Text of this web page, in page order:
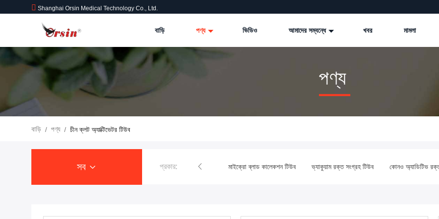
Shanghai Orsin Medical Technology Co., Ltd.
বাড়ি পণ্য ভিডিও আমাদের সম্বন্ধে খবর মামলা
পণ্য
বাড়ি / পণ্য / চীন ক্লট অ্যাক্টিভেটর টিউব
সব প্রকার: মাইক্রো ব্লাড কালেকশন টিউব ভ্যাকুয়াম রক্ত সংগ্রহ টিউব কোনও অ্যাডিটিভ